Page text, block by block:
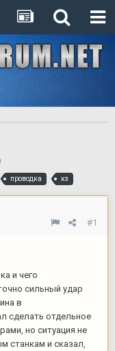
проводка кз
#1
и чего
сильный удар
в
сделать отдельное
но ситуация не
станкам и сказал,